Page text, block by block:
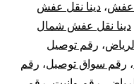
عفش، دينا نقل عفش
دينا نقل عفش شمال
، رقم توصيل
، رقم سواق توصيل، رقم